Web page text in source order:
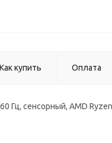
Как купить Оплата
Гц, сенсорный, AMD